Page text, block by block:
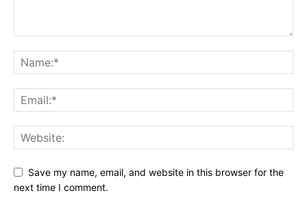
Save my name, email, and website in this browser for the
next time I comment.